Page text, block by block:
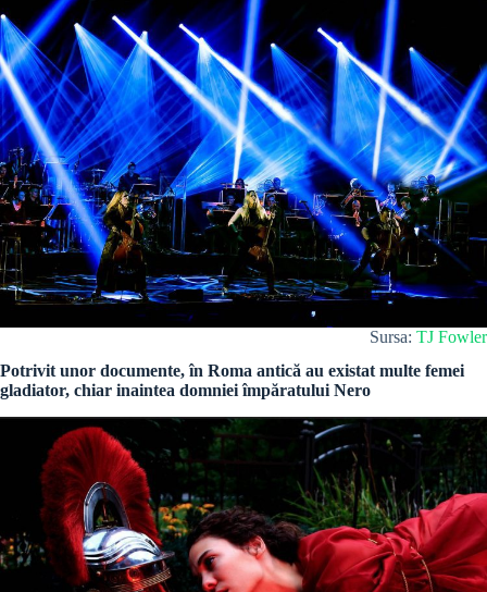
Sursa: TJ Fowler
Potrivit unor documente, în Roma antică au existat multe femei
gladiator, chiar inaintea domniei împăratului Nero